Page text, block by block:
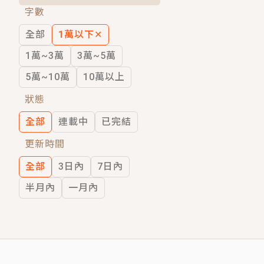
穿越｜《穿越遠古後成了野人娘子》你
字數
全部
1萬以下✕
1萬~3萬
3萬~5萬
5萬~10萬
10萬以上
狀態
全部
連載中
已完結
更新時間
全部
3日內
7日內
半月內
一月內